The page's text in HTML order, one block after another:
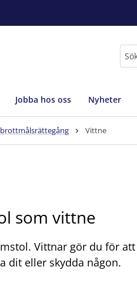
Jobba hos oss Nyheter
Vittne
som vittne
Vittnar gör du för att
dit eller skydda någon.